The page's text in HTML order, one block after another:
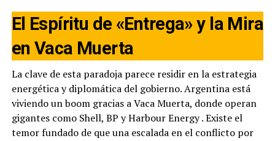
El Espíritu de «Entrega» y la Mira
en Vaca Muerta
La clave de esta paradoja parece residir en la estrategia
energética y diplomática del gobierno. Argentina está
viviendo un boom gracias a Vaca Muerta, donde operan
gigantes como Shell, BP y Harbour Energy. Existe el
temor fundado de que una escalada en el conflicto por